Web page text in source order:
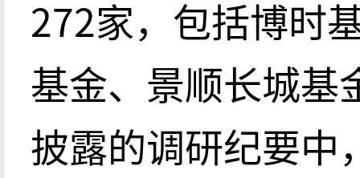
272家，包括博时
基金、景顺长城基
披露的调研纪要中